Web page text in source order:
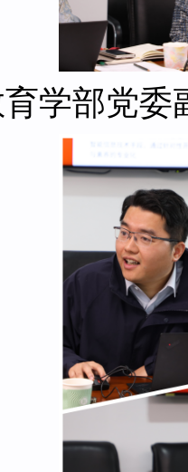
学部党委